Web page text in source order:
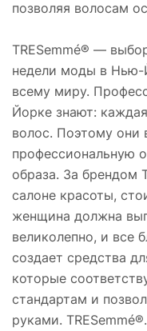
позволяя волосам
TRESemmé® —
недели моды в
всему миру.
Йорке знают:
волос. Поэтому они
профессиональную
образа. За брендом
салоне красоты,
женщина должна
великолепно, и все
создает средства
которые
стандартам и
руками.